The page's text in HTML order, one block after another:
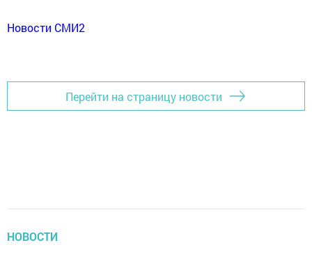
Новости СМИ2
Перейти на страницу новости
НОВОСТИ